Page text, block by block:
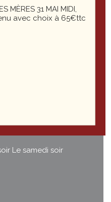
Le samedi soir
MÈRES 31 MAI MIDI,
avec choix à 65€ttc